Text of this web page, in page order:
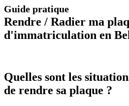
Guide pratique
Rendre / Radier ma
d'immatriculation en
Quelles sont les
de rendre sa plaque ?